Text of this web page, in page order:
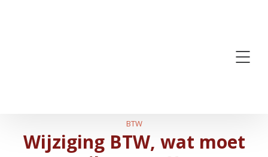
BTW
Wijziging BTW, wat moet